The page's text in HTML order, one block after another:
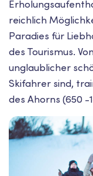
reichlich
Paradies für
des Tourismus.
unglaublicher
Skifahrer sind,
des Ahorns (650 -